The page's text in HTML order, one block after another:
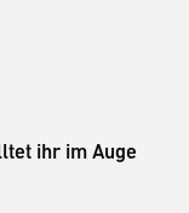
ihr im Auge